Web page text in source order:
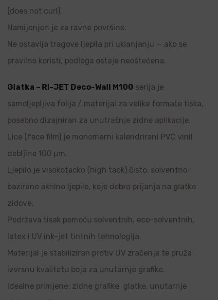
(does not curl).
Namijenjen je za ravne površine.
Ne ostavlja tragove ljepila pri uklanjanju — ako se
pravilno koristi, podloga ostaje neoštećena.
Glatka – RI-JET Deco-Wall M100 serija je
samoljepljiva folija / materijal za velike formate tiska,
posebno dizajniran za unutrašnje zidne aplikacije.
Lice (face film) je monomerni kalendrirani PVC vinil
debljine 100 µm.
Ljepilo je visokotacko (high tack) čisto, solventno-
bazirano akrilno ljepilo, koje dobro prijanja na glatke
zidove.
Podržava tisak pomoću solventnih, eco-solventnih,
latex i UV ink-jet tintnih tehnologija.
Materijal je stabiliziran protiv UV zračenja te pruža
izvrsnu kvalitetu boja za unutarnje grafike.
Idealne primjene: zidne grafike, glatke, unutarnje